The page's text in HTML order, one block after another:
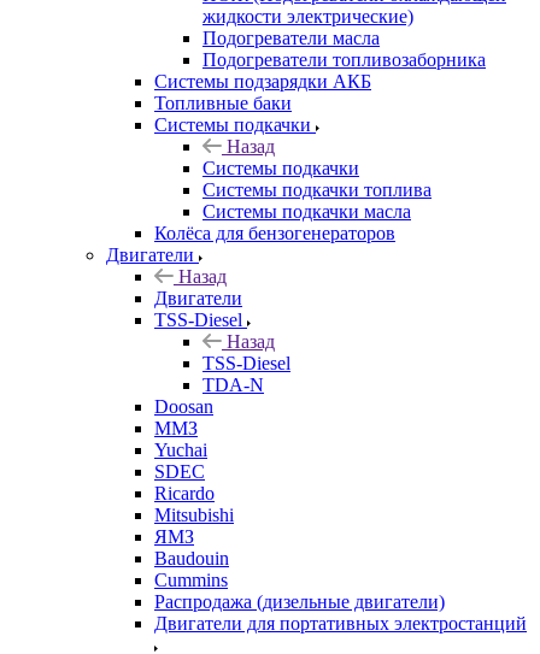
жидкости электрические)
Подогреватели масла
Подогреватели топливозаборника
Системы подзарядки АКБ
Топливные баки
Системы подкачки
Назад
Системы подкачки
Системы подкачки топлива
Системы подкачки масла
Колёса для бензогенераторов
Двигатели
Назад
Двигатели
TSS-Diesel
Назад
TSS-Diesel
TDA-N
Doosan
ММЗ
Yuchai
SDEC
Ricardo
Mitsubishi
ЯМЗ
Baudouin
Cummins
Распродажа (дизельные двигатели)
Двигатели для портативных электростанций